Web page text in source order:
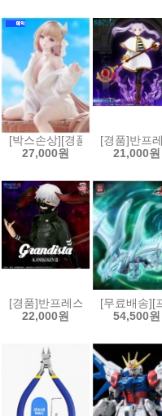
[박스손상][경품]후류 누들스
27,000원
[경품]반프
21,000원
[경품]반프레스토 그란디스
22,000원
[무료배송][
54,500원